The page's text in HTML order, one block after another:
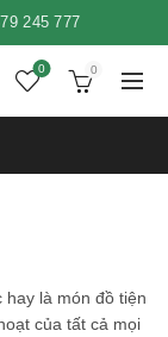
245 777
0 0
là món đồ tiện
của tất cả mọi